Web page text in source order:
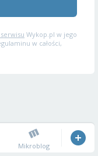
Wykop.pl w jego
w całości,
Mikroblog